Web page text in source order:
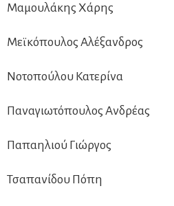
Μαμουλάκης Χάρης
Μεϊκόπουλος Αλέξανδρος
Νοτοπούλου Κατερίνα
Παναγιωτόπουλος Ανδρέας
Παπαηλιού Γιώργος
Τσαπανίδου Πόπη